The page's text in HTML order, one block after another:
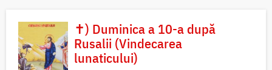
✝) Duminica a 10-a după
Rusalii (Vindecarea
lunaticului)